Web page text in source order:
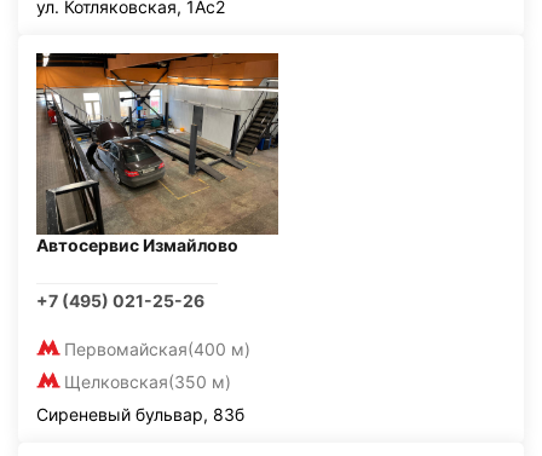
ул. Котляковская, 1Ас2
Автосервис Измайлово
+7 (495) 021-25-26
Первомайская(400 м)
Щелковская(350 м)
Сиреневый бульвар, 83б